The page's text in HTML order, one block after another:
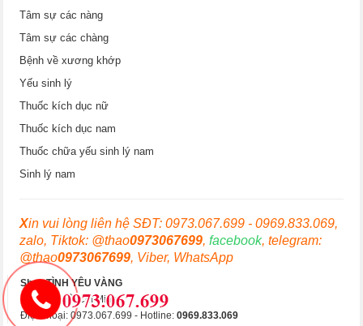
Tâm sự các nàng
Tâm sự các chàng
Bệnh về xương khớp
Yếu sinh lý
Thuốc kích dục nữ
Thuốc kích dục nam
Thuốc chữa yếu sinh lý nam
Sinh lý nam
Xin vui lòng liên hệ SĐT: 0973.067.699 - 0969.833.069,
zalo, Tiktok: @thao0973067699,facebook, telegram:
@thao0973067699, Viber, WhatsApp
Shop TÌNH YÊU VÀNG
Hà Nội & Hồ Chí Minh
Điện thoại: 0973.067.699 - Hotline:0969.833.069